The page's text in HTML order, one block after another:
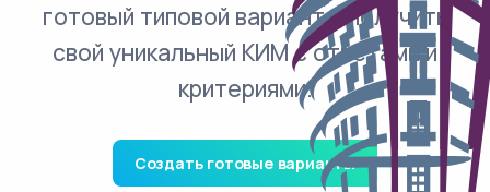
готовый типовой вариант и получить
свой уникальный КИМ с ответами и
критериями.
Создать готовые варианты